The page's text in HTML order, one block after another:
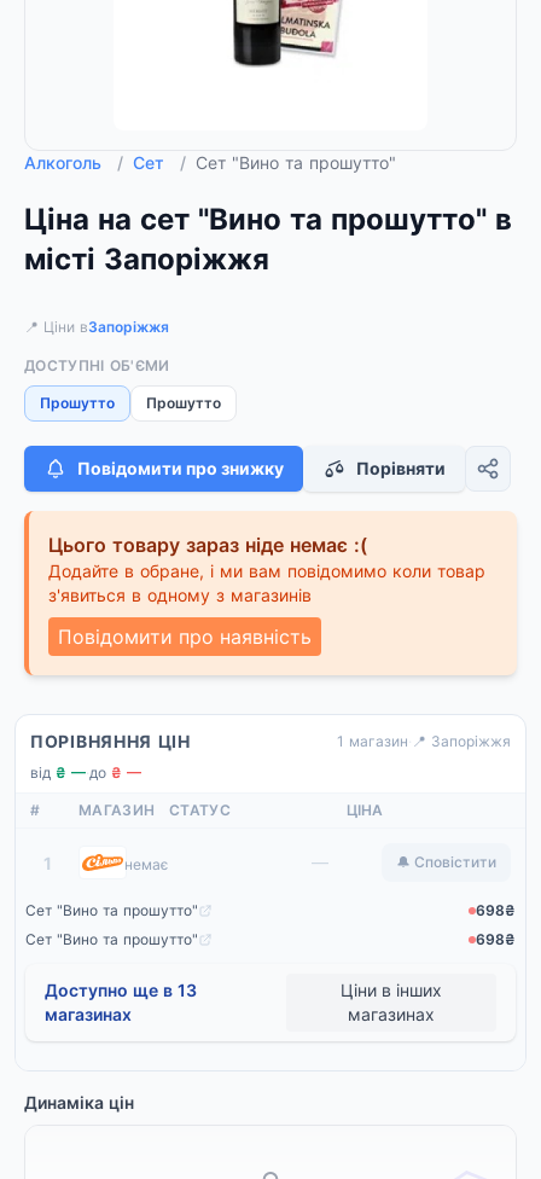
Алкоголь / Сет / Сет "Вино та прошутто"
Ціна на сет "Вино та прошутто" в
місті Запоріжжя
📍 Ціни вЗапоріжжя
ДОСТУПНІ ОБ'ЄМИ
Прошутто Прошутто
Повідомити про знижку Порівняти
Цього товару зараз ніде немає :(
Додайте в обране, і ми вам повідомимо коли товар
з'явиться в одному з магазинів
Повідомити про наявність
ПОРІВНЯННЯ ЦІН 1 магазин· 📍 Запоріжжя
від ₴ —·до ₴ —
# МАГАЗИН СТАТУС ЦІНА
1 Сільпо
немає — 🔔 Сповістити
Сет "Вино та прошутто"
698₴
Сет "Вино та прошутто"
698₴
Доступно ще в 13
магазинах
Ціни в інших
магазинах
Динаміка цін